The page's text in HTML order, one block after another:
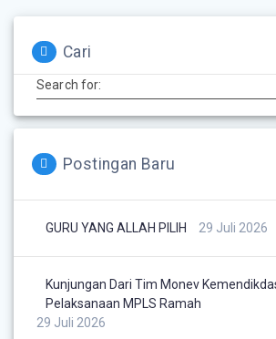
Cari
Search for:
Postingan Baru
GURU YANG ALLAH PILIH 29 Juli 2026
Kunjungan Dari Tim Monev
Pelaksanaan MPLS Ramah
29 Juli 2026